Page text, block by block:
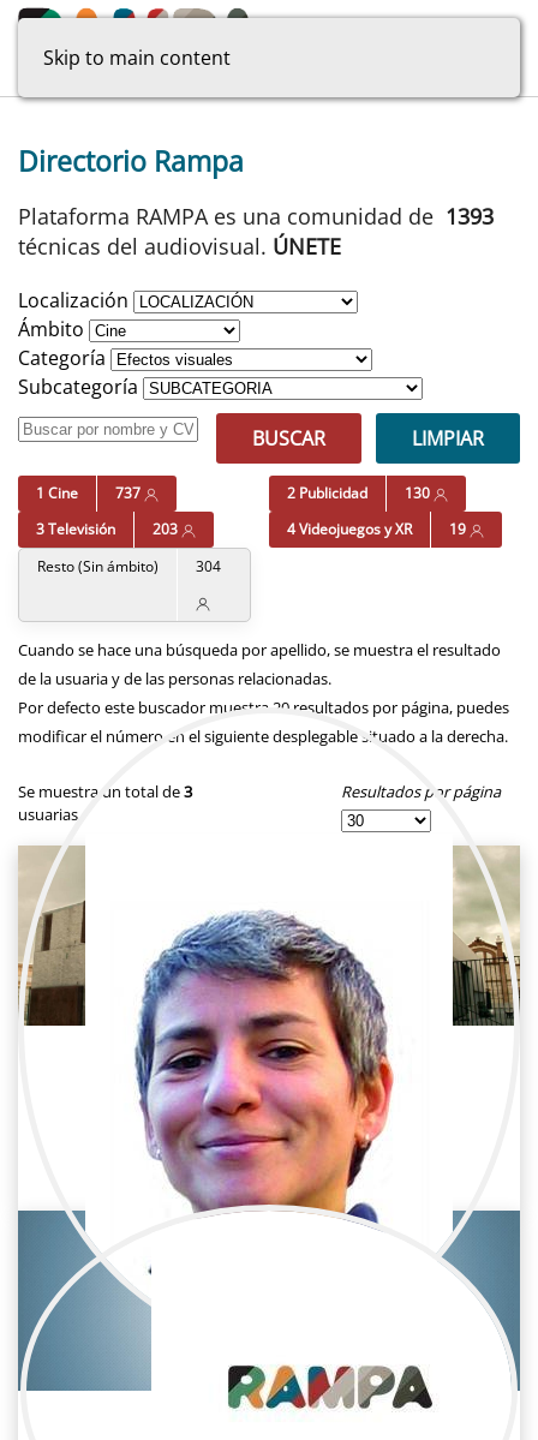
Skip to main content
Directorio Rampa
Plataforma RAMPA es una comunidad de 1393
técnicas del audiovisual. ÚNETE
Localización
Ámbito
Categoría
Subcategoría
BUSCAR
LIMPIAR
1 Cine 737 2 Publicidad
130
3 Televisión
203 4 Videojuegos y XR
19
Resto (Sin ámbito)
304
Cuando se hace una búsqueda por apellido, se muestra el resultado
de la usuaria y de las personas relacionadas.
Por defecto este buscador muestra 20 resultados por página, puedes
modificar el número en el siguiente desplegable situado a la derecha.
Se muestra un total de3
usuarias.
Resultados por página
Alejandra Ortiz
Cine / Efectos visuales